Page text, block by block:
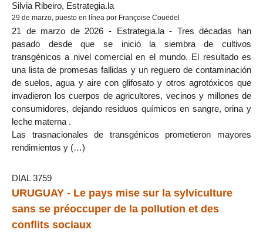
Silvia Ribeiro, Estrategia.la
29 de marzo, puesto en línea por Françoise Couëdel
21 de marzo de 2026 - Estrategia.la - Tres décadas han
pasado desde que se inició la siembra de cultivos
transgénicos a nivel comercial en el mundo. El resultado es
una lista de promesas fallidas y un reguero de contaminación
de suelos, agua y aire con glifosato y otros agrotóxicos que
invadieron los cuerpos de agricultores, vecinos y millones de
consumidores, dejando residuos químicos en sangre, orina y
leche materna .
Las trasnacionales de transgénicos prometieron mayores
rendimientos y (…)
DIAL 3759
URUGUAY - Le pays mise sur la sylviculture
sans se préoccuper de la pollution et des
conflits sociaux